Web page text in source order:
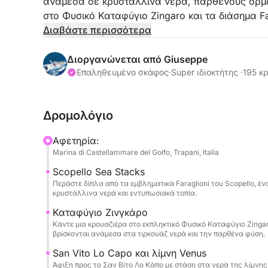
στο Φυσικό Καταφύγιο Zingaro και τα διάσημα
San Vito Lo Capo. Αυτή η εκδρομή είναι
Κατά τη διάρκεια της ημέρας, θα επισκεφθείτε
κρουαζιέρα θα συνεχιστεί προς τα υποβλητικά
την Cala della Disa, την Cala Berretta, την Cala
Tonnarella dell'Uzzo. Το πρόγραμμα
Αφροδίτης και την άφιξη στο Σαν Βίτο Λο Κάπο,
δυτικής Σικελίας. Νερό, χυμοί, αναψυκτικά
για κολύμπι, εντυπωσιακά τοπία και στιγμές
επιτρέψει να ανακαλύψετε την πιο αυθεντική
Διαβάστε περισσότερα
Διοργανώνεται από Giuseppe
Επαληθευμένο σκάφος·Super ιδιοκτήτης ·195
Δρομολόγιο
Αφετηρία:
Marina di Castellammare del Golfo, Trapani, Italia
Scopello Sea Stacks
Περάστε δίπλα από τα εμβληματικά Faraglioni του Scopello,
κρυστάλλινα νερά και εντυπωσιακά τοπία.
Καταφύγιο Ζινγκάρο
Κάντε μια κρουαζιέρα στο εκπληκτικό Φυσικό Καταφύγιο
βρίσκονται ανάμεσα στα τιρκουάζ νερά και την παρθένα φύση.
San Vito Lo Capo και λίμνη Venus
Άφιξη προς το Σαν Βίτο Λο Κάπο με στάση στα νερά της